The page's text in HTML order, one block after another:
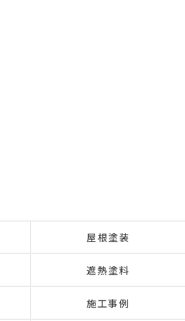
屋根塗装
遮熱塗料
施工事例